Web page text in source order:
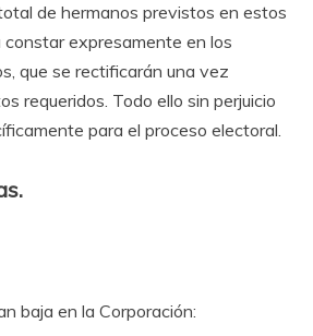
de hermanos previstos en estos
expresamente en los
que se rectificarán una vez
requeridos. Todo ello sin perjuicio
para el proceso electoral.
baja en la Corporación: